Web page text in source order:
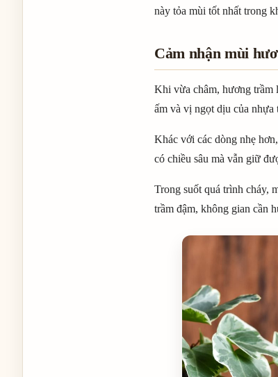
này tỏa mùi tốt nhất trong
Cảm nhận mùi
Khi vừa châm, hương trầm
ấm và vị ngọt dịu của nhựa
Khác với các dòng nhẹ
có chiều sâu mà vẫn giữ
Trong suốt quá trình cháy,
trầm đậm, không gian cần